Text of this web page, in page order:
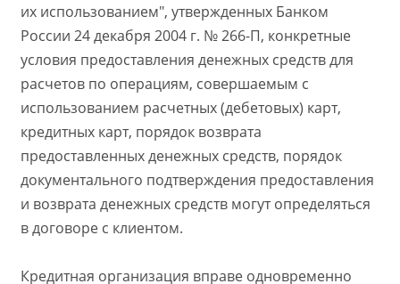
их использованием", утвержденных Банком
России 24 декабря 2004 г. № 266-П, конкретные
условия предоставления денежных средств для
расчетов по операциям, совершаемым с
использованием расчетных (дебетовых) карт,
кредитных карт, порядок возврата
предоставленных денежных средств, порядок
документального подтверждения предоставления
и возврата денежных средств могут определяться
в договоре с клиентом.
Кредитная организация вправе одновременно